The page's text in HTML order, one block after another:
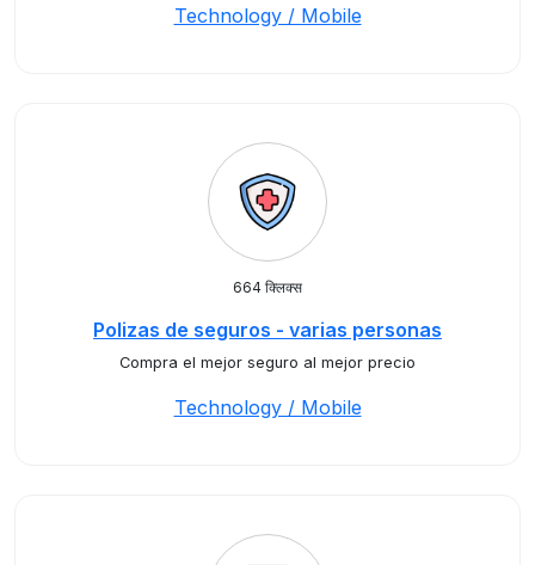
Technology / Mobile
664 क्लिक्स
Polizas de seguros - varias personas
Compra el mejor seguro al mejor precio
Technology / Mobile